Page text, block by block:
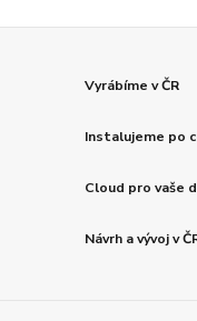
Vyrábíme v ČR
Instalujeme po
Cloud pro vaše
Návrh a vývoj v